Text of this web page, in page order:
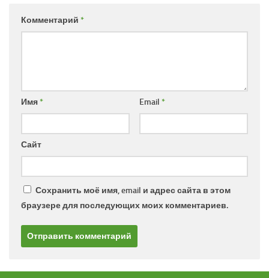
Комментарий *
Имя* Email *
Сайт
Сохранить моё имя, email и адрес сайта в этом
браузере для последующих моих комментариев.